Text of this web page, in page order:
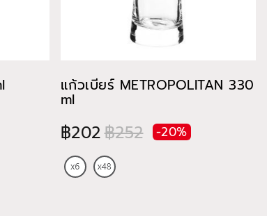
แก้วเบียร์ METROPOLITAN 330
ml
฿202฿252 -20%